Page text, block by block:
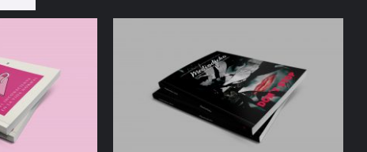
/ DETALLES AÑADIR AL CARRITO / DETALLES